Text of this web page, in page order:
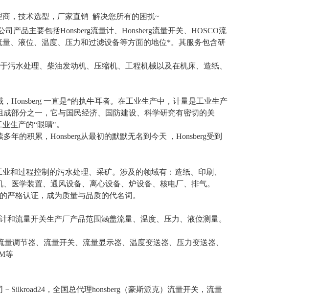
商，技术选型，厂家直销 解决您所有的困扰~
产品主要包括Honsberg流量计、Honsberg流量开关、HOSCO流
量、液位、温度、压力和过滤设备等方面的地位*。其服务包含研
污水处理、柴油发动机、压缩机、工程机械以及在机床、造纸、
Honsberg 一直是*的执牛耳者。在工业生产中，计量是工业生产
部分之一，它与国民经济、国防建设、科学研究有密切的关
生产的“眼睛"。
年的积累， Honsberg从最初的默默无名到今天 ， Honsberg受到
和过程控制的污水处理、采矿。涉及的领域有：造纸、印刷、
医学装置、通风设备、离心设备、炉设备、核电厂、排气。
严格认证，成为质量与品质的代名词。
和流量开关生产厂产品范围涵盖流量、温度、压力、液位测量。
量调节器、流量开关、流量显示器、温度变送器、压力变送器、
等
－ Silkroad24，全国总代理honsberg（豪斯派克）流量开关，流量